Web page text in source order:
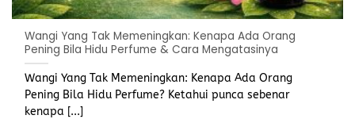
Wangi Yang Tak Memeningkan: Kenapa Ada Orang
Pening Bila Hidu Perfume & Cara Mengatasinya
Wangi Yang Tak Memeningkan: Kenapa Ada Orang
Pening Bila Hidu Perfume? Ketahui punca sebenar
kenapa [...]